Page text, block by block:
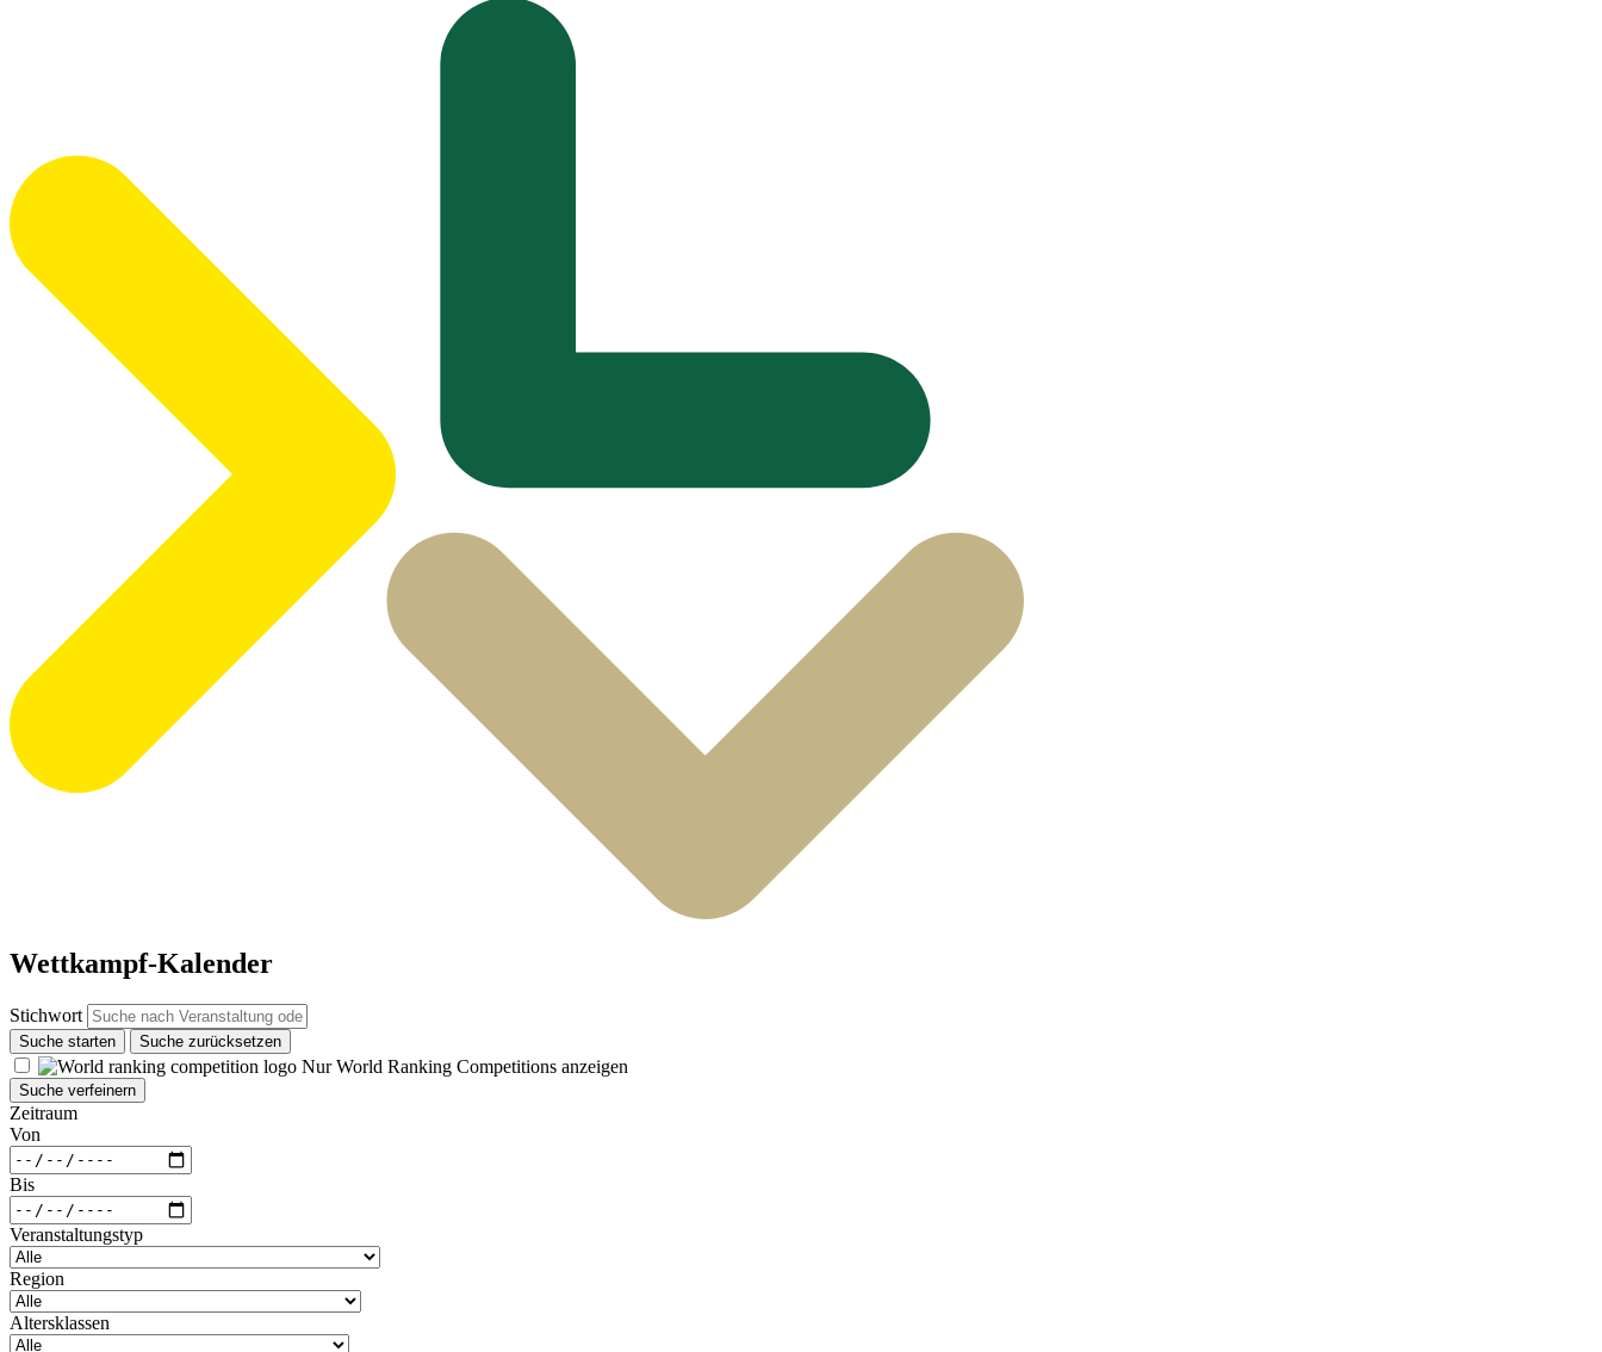
Wettkampf-Kalender
Stichwort
Suche starten Suche zurücksetzen
Nur World Ranking Competitions anzeigen
Suche verfeinern
Zeitraum
Von
Bis
Veranstaltungstyp
Region
Altersklassen